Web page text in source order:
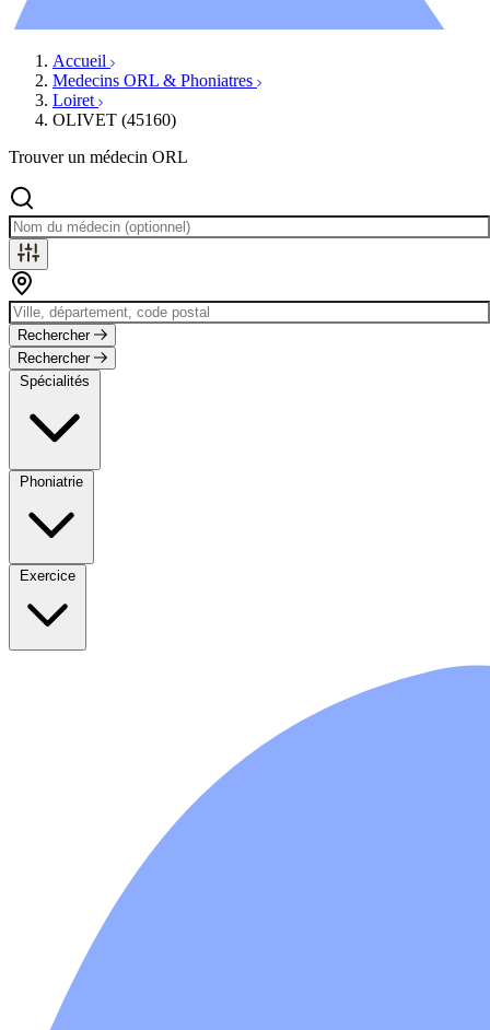
Accueil
Medecins ORL & Phoniatres
Loiret
OLIVET (45160)
Trouver un médecin ORL
Rechercher
Rechercher
Spécialités
Phoniatrie
Exercice